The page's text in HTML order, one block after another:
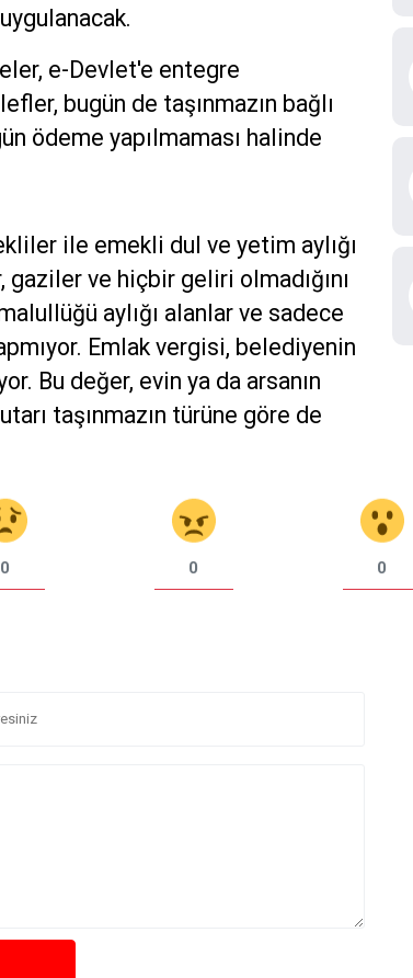
e-Devlet'e entegre
bugün de taşınmazın bağlı
ödeme yapılmaması halinde
ile emekli dul ve yetim aylığı
ve hiçbir geliri olmadığını
aylığı alanlar ve sadece
Emlak vergisi, belediyenin
Bu değer, evin ya da arsanın
taşınmazın türüne göre de
0 0 0